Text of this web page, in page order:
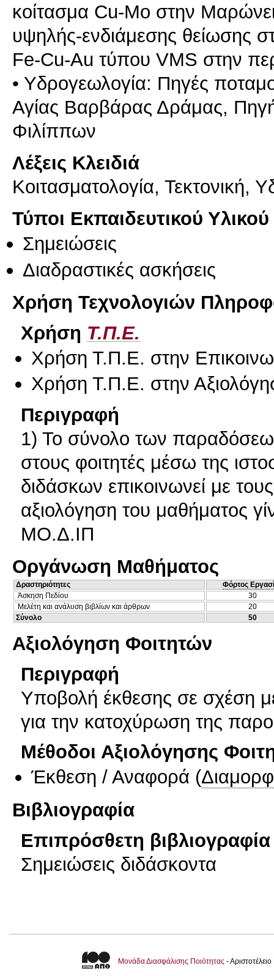
κοίτασμα Cu-Mo στην
υψηλής-ενδιάμεσης θείωσης
Fe-Cu-Au τύπου VMS στην
• Υδρογεωλογία: Πηγές
Αγίας Βαρβάρας Δράμας,
Λέξεις Κλειδιά
Κοιτασματολογία,
Τύποι Εκπαιδευτικού Υλικού
Σημειώσεις
Διαδραστικές ασκήσεις
Χρήση Τεχνολογιών
Χρήση Τ.Π.Ε.
Χρήση Τ.Π.Ε. στην
Χρήση Τ.Π.Ε. στην
Περιγραφή
1) Το σύνολο των
στους φοιτητές μέσω της
διδάσκων επικοινωνεί με
αξιολόγηση του μαθήματος
ΜΟ.Δ.ΙΠ
Οργάνωση Μαθήματος
Δραστηριότητες
Φόρτος
Άσκηση Πεδίου
30
Μελέτη και ανάλυση βιβλίων και άρθρων
20
Σύνολο
50
Αξιολόγηση Φοιτητών
Περιγραφή
Υποβολή έκθεσης σε σχέση
για την κατοχύρωση της
Μέθοδοι Αξιολόγησης
Έκθεση / Αναφορά (
Βιβλιογραφία
Επιπρόσθετη βιβλιογραφία
Σημειώσεις διδάσκοντα
Μονάδα Διασφάλισης Ποιότητας -